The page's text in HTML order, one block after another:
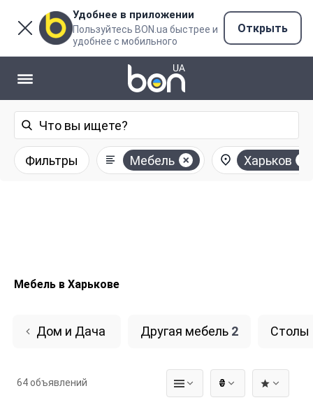
Удобнее в приложении
Пользуйтесь BON.ua быстрее и
удобнее с мобильного
Открыть
Фильтры Мебель Харьков
Мебель в Харькове
Дом и Дача Другая мебель 2 Столы
₴
64 объявлений